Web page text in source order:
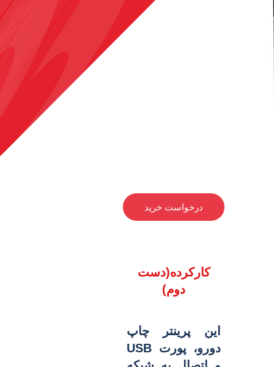
درخواست خرید
کارکرده(دست
دوم)
این پرینتر چاپ
دورو، پورت USB